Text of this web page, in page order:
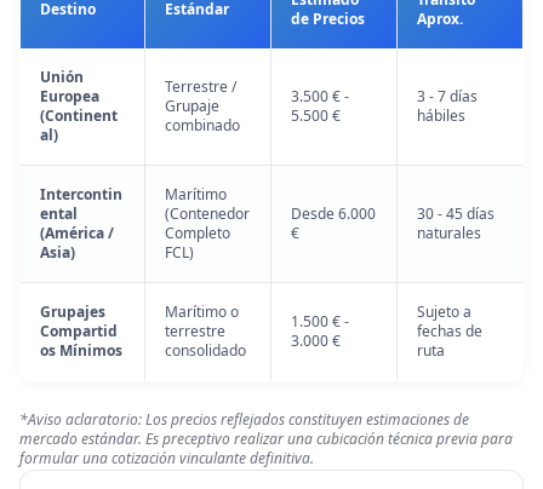
Destino
Estándar
de Precios
Aprox.
Unión
Europea
(Continent
al)
Terrestre /
Grupaje
combinado
3.500 € -
5.500 €
3 - 7 días
hábiles
Intercontin
ental
(América /
Asia)
Marítimo
(Contenedor
Completo
FCL)
Desde 6.000
€
30 - 45 días
naturales
Grupajes
Compartid
os Mínimos
Marítimo o
terrestre
consolidado
1.500 € -
3.000 €
Sujeto a
fechas de
ruta
*Aviso aclaratorio: Los precios reflejados constituyen estimaciones de
mercado estándar. Es preceptivo realizar una cubicación técnica previa para
formular una cotización vinculante definitiva.